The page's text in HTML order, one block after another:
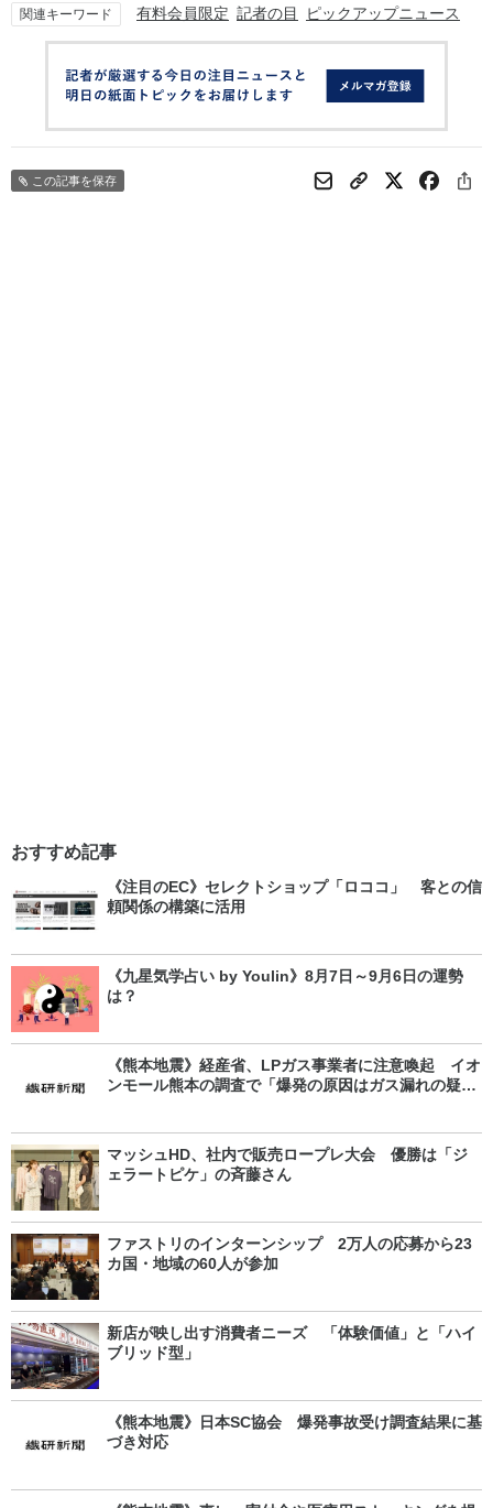
関連キーワード 有料会員限定 記者の目 ピックアップニュース
この記事を保存
おすすめ記事
《注目のEC》セレクトショップ「ロココ」 客との信
頼関係の構築に活用
《九星気学占い by Youlin》8月7日～9月6日の運勢
は？
《熊本地震》経産省、LPガス事業者に注意喚起 イオ
ンモール熊本の調査で「爆発の原因はガス漏れの疑
マッシュHD、社内で販売ロープレ大会 優勝は「ジ
ェラートピケ」の斉藤さん
ファストリのインターンシップ 2万人の応募から23
カ国・地域の60人が参加
新店が映し出す消費者ニーズ 「体験価値」と「ハイ
ブリッド型」
《熊本地震》日本SC協会 爆発事故受け調査結果に基
づき対応